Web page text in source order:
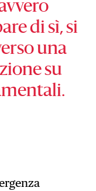
di sì, si
una
su